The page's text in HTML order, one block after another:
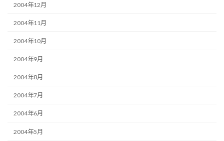
2004年12月
2004年11月
2004年10月
2004年9月
2004年8月
2004年7月
2004年6月
2004年5月